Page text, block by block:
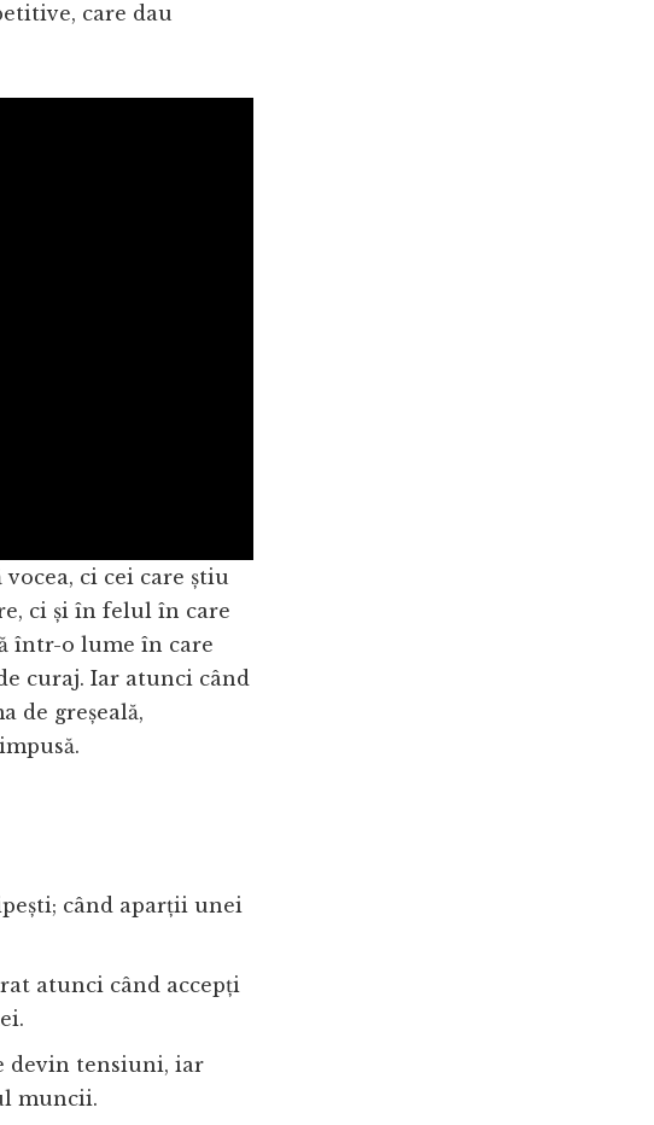
care dau
ci cei care știu
ci și în felul în care
într-o lume în care
curaj. Iar atunci când
de greșeală,
când aparții unei
atunci când accepți
devin tensiuni, iar
muncii.